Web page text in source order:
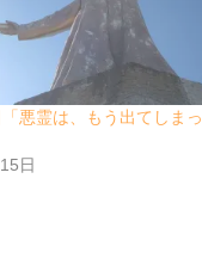
悪霊は、もう出てしまっ
日